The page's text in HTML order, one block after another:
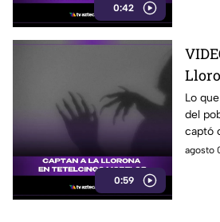
0:42
0:59
Lo
del
captó
agosto